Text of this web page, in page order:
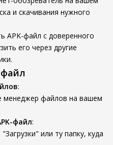
и скачивания нужного
APK-файл с доверенного
его через другие
файл
:
менеджер файлов на вашем
файл:
или ту папку, куда